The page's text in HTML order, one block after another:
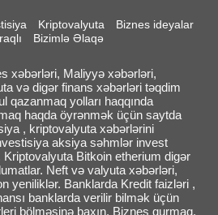
Kriptovalyuta
Biznes ideyalar
Bizimlə Əlaqə
xəbərləri, Maliyyə xəbərləri,
və digər finans xəbərləri təqdim
qazanmaq yolları haqqında
haqda öyrənmək üçün saytda
, kriptovalyuta xəbərlərini
aksiya səhmlər invest
Kriptovalyuta Bitkoin etherium digər
Neft və valyuta xəbərləri,
yeniliklər. Banklarda Kredit faizləri ,
banklarda verilir bilmək üçün
bölməsinə baxın. Biznes qurmaq,